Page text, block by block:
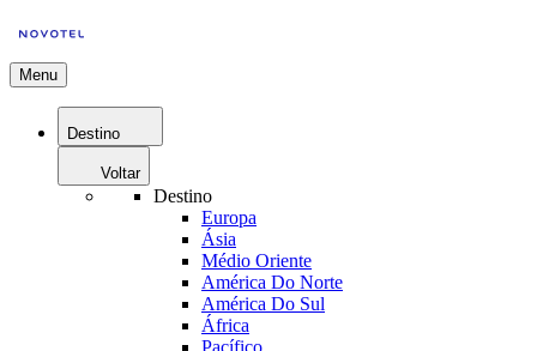
Menu
Destino
Voltar
Destino
Europa
Ásia
Médio Oriente
América Do Norte
América Do Sul
África
Pacífico